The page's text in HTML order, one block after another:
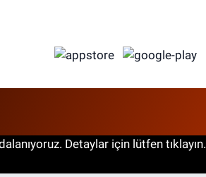
Detaylar için lütfen tıklayın.